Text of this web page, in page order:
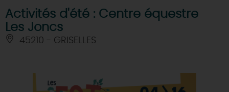
Activités d'été : Centre équestre
Les Joncs
45210 - GRISELLES